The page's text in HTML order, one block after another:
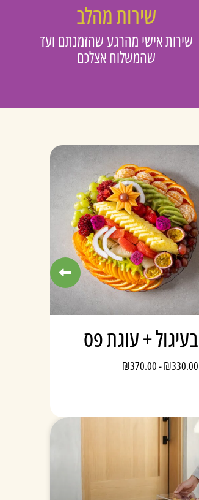
שירות מהלב
שירות אישי מהרגע שהזמנתם ועד
שהמשלוח אצלכם
סושי ופירות
₪460.00